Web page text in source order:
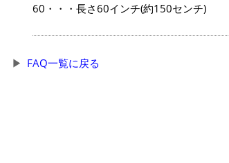
60・・・長さ60インチ(約150センチ)
FAQ一覧に戻る